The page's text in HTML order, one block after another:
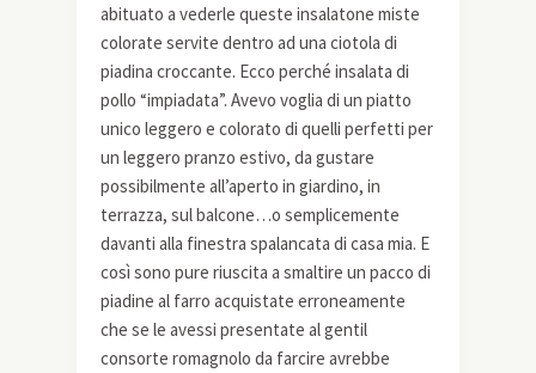
abituato a vederle queste insalatone miste
colorate servite dentro ad una ciotola di
piadina croccante. Ecco perché insalata di
pollo “impiadata”. Avevo voglia di un piatto
unico leggero e colorato di quelli perfetti per
un leggero pranzo estivo, da gustare
possibilmente all’aperto in giardino, in
terrazza, sul balcone…o semplicemente
davanti alla finestra spalancata di casa mia. E
così sono pure riuscita a smaltire un pacco di
piadine al farro acquistate erroneamente
che se le avessi presentate al gentil
consorte romagnolo da farcire avrebbe